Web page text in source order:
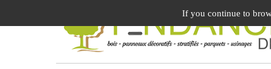
If you continue to